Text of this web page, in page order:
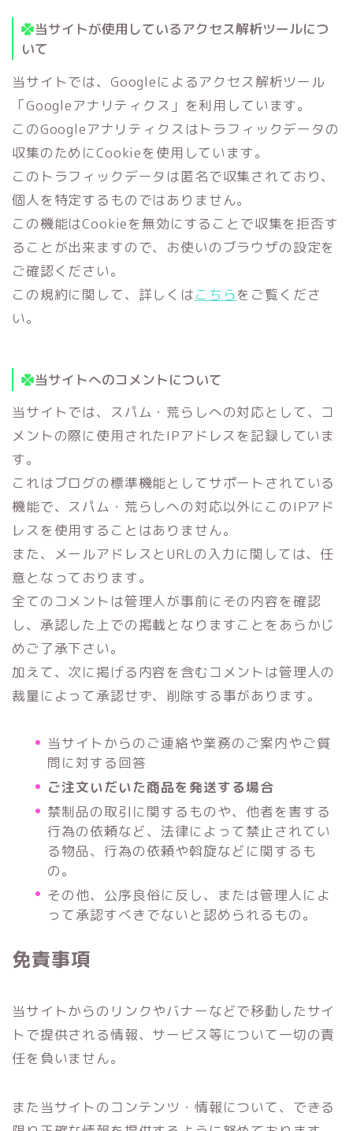
当サイトが使用しているアクセス解析ツールにつ
いて
当サイトでは、Googleによるアクセス解析ツール
「Googleアナリティクス」を利用しています。
このGoogleアナリティクスはトラフィックデータの
収集のためにCookieを使用しています。
このトラフィックデータは匿名で収集されており、
個人を特定するものではありません。
この機能はCookieを無効にすることで収集を拒否す
ることが出来ますので、お使いのブラウザの設定を
ご確認ください。
この規約に関して、詳しくはこちらをご覧くださ
い。
当サイトへのコメントについて
当サイトでは、スパム・荒らしへの対応として、コ
メントの際に使用されたIPアドレスを記録していま
す。
これはブログの標準機能としてサポートされている
機能で、スパム・荒らしへの対応以外にこのIPアド
レスを使用することはありません。
また、メールアドレスとURLの入力に関しては、任
意となっております。
全てのコメントは管理人が事前にその内容を確認
し、承認した上での掲載となりますことをあらかじ
めご了承下さい。
加えて、次に掲げる内容を含むコメントは管理人の
裁量によって承認せず、削除する事があります。
当サイトからのご連絡や業務のご案内やご質
問に対する回答
ご注文いだいた商品を発送する場合
禁制品の取引に関するものや、他者を害する
行為の依頼など、法律によって禁止されてい
る物品、行為の依頼や斡旋などに関するも
の。
その他、公序良俗に反し、または管理人によ
って承認すべきでないと認められるもの。
免責事項
当サイトからのリンクやバナーなどで移動したサイ
トで提供される情報、サービス等について一切の責
任を負いません。
また当サイトのコンテンツ・情報について、できる